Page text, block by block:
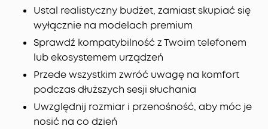
Ustal realistyczny budżet, zamiast skupiać się
wyłącznie na modelach premium
Sprawdź kompatybilność z Twoim telefonem
lub ekosystemem urządzeń
Przede wszystkim zwróć uwagę na komfort
podczas dłuższych sesji słuchania
Uwzględnij rozmiar i przenośność, aby móc je
nosić na co dzień